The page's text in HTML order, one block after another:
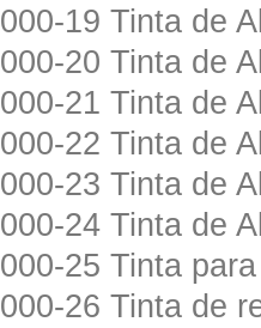
000-19 Tinta de
000-20 Tinta de
000-21 Tinta de
000-22 Tinta de
000-23 Tinta de
000-24 Tinta de
000-25 Tinta
000-26 Tinta de